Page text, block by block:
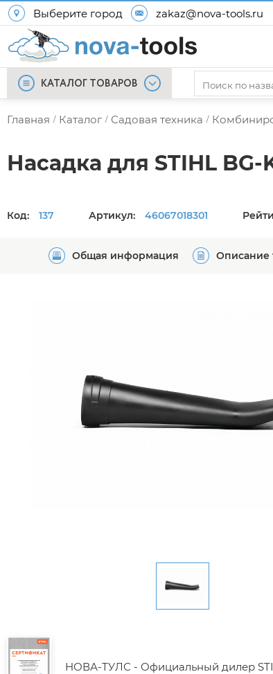
Выберите город zakaz@nova-tools.ru
КАТАЛОГ ТОВАРОВ
Главная / Каталог / Садовая техника /
Насадка для STIHL BG-
Код: 137 Артикул: 46067018301
Общая информация Описание
НОВА-ТУЛС - Официальный дилер